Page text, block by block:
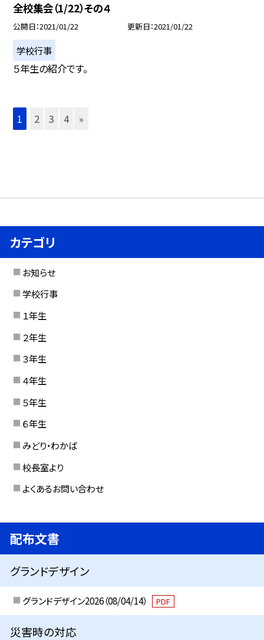
全校集会（1/22）その４
公開日 2021/01/22 更新日 2021/01/22
学校行事
５年生の紹介です。
1 2 3 4 »
カテゴリ
お知らせ
学校行事
１年生
２年生
３年生
４年生
５年生
６年生
みどり・わかば
校長室より
よくあるお問い合わせ
配布文書
グランドデザイン
グランドデザイン2026（08/04/14） PDF
災害時の対応